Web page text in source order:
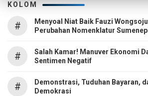
KOLOM
#
Menyoal Niat Baik Fauzi
Perubahan Nomenklatur
#
Salah Kamar! Manuver Ekonomi
Sentimen Negatif
#
Demonstrasi, Tuduhan Bayaran,
Demokrasi